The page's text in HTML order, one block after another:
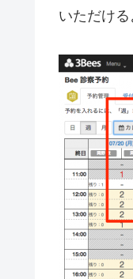
いただける